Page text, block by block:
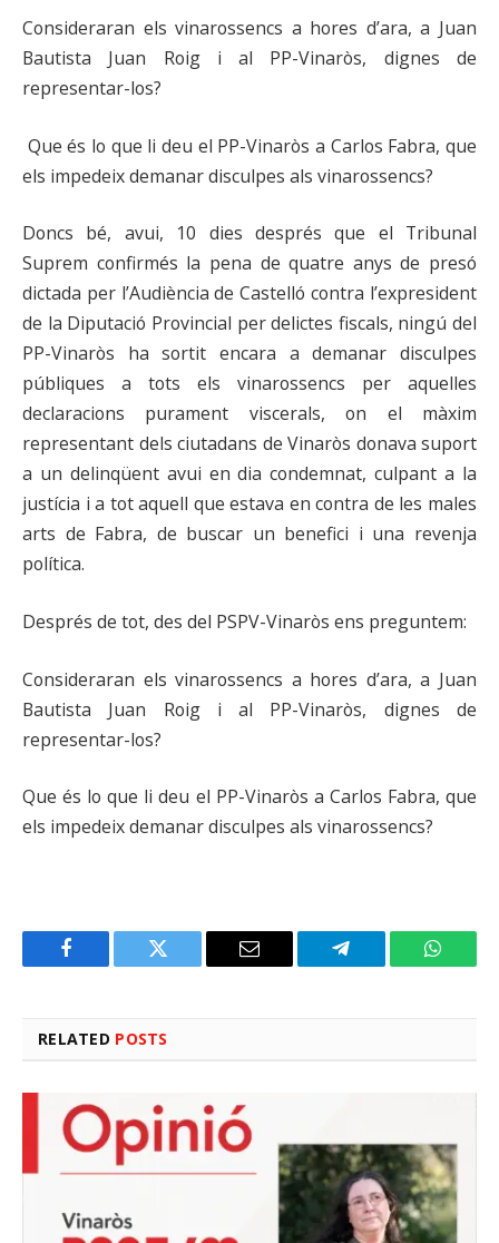
Consideraran els vinarossencs a hores d’ara, a Juan
Bautista Juan Roig i al PP-Vinaròs, dignes de
representar-los?
Que és lo que li deu el PP-Vinaròs a Carlos Fabra, que
els impedeix demanar disculpes als vinarossencs?
Doncs bé, avui, 10 dies després que el Tribunal
Suprem confirmés la pena de quatre anys de presó
dictada per l’Audiència de Castelló contra l’expresident
de la Diputació Provincial per delictes fiscals, ningú del
PP-Vinaròs ha sortit encara a demanar disculpes
públiques a tots els vinarossencs per aquelles
declaracions purament viscerals, on el màxim
representant dels ciutadans de Vinaròs donava suport
a un delinqüent avui en dia condemnat, culpant a la
justícia i a tot aquell que estava en contra de les males
arts de Fabra, de buscar un benefici i una revenja
política.
Després de tot, des del PSPV-Vinaròs ens preguntem:
Consideraran els vinarossencs a hores d’ara, a Juan
Bautista Juan Roig i al PP-Vinaròs, dignes de
representar-los?
Que és lo que li deu el PP-Vinaròs a Carlos Fabra, que
els impedeix demanar disculpes als vinarossencs?
Facebook Twitter Email Telegram
RELATED POSTS